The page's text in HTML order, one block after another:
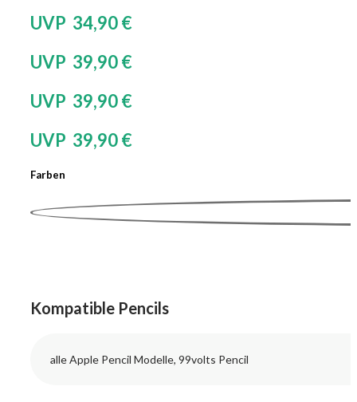
UVP 34,90 €
UVP 39,90 €
UVP 39,90 €
UVP 39,90 €
Farben
Kompatible Pencils
alle Apple Pencil Modelle, 99volts Pencil